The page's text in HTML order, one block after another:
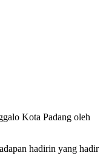
Kota Padang oleh
hadirin yang hadir